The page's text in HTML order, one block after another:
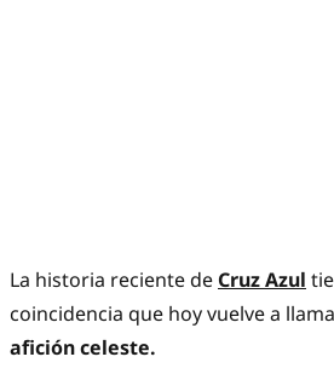
La historia reciente de Cruz Azul
coincidencia que hoy vuelve a
afición celeste.